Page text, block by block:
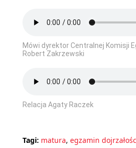
Mówi dyrektor Centralnej Komisji
Robert Zakrzewski
Relacja Agaty Raczek
Tagi: matura, egzamin